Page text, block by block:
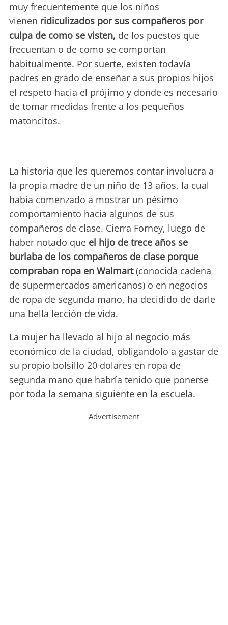
muy frecuentemente que los niños
vienen ridiculizados por sus compañeros por
culpa de como se visten, de los puestos que
frecuentan o de como se comportan
habitualmente. Por suerte, existen todavía
padres en grado de enseñar a sus propios hijos
el respeto hacia el prójimo y donde es necesario
de tomar medidas frente a los pequeños
matoncitos.
La historia que les queremos contar involucra a
la propia madre de un niño de 13 años, la cual
había comenzado a mostrar un pésimo
comportamiento hacia algunos de sus
compañeros de clase. Cierra Forney, luego de
haber notado que el hijo de trece años se
burlaba de los compañeros de clase porque
compraban ropa en Walmart(conocida cadena
de supermercados americanos) o en negocios
de ropa de segunda mano, ha decidido de darle
una bella lección de vida.
La mujer ha llevado al hijo al negocio más
económico de la ciudad, obligandolo a gastar de
su propio bolsillo 20 dolares en ropa de
segunda mano que habría tenido que ponerse
por toda la semana siguiente en la escuela.
Advertisement